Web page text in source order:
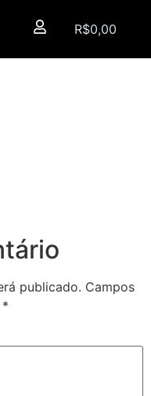
R$0,00
publicado. Campos
*